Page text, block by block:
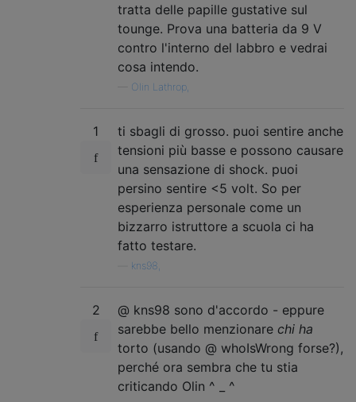
tratta delle papille gustative sul
tounge. Prova una batteria da 9 V
contro l'interno del labbro e vedrai
cosa intendo.
Olin Lathrop,
1
ti sbagli di grosso. puoi sentire anche
tensioni più basse e possono causare
una sensazione di shock. puoi
persino sentire <5 volt. So per
esperienza personale come un
bizzarro istruttore a scuola ci ha
fatto testare.
kns98,
2
@ kns98 sono d'accordo - eppure
sarebbe bello menzionare chi ha
torto (usando @ whoIsWrong forse?),
perché ora sembra che tu stia
criticando Olin ^ _ ^